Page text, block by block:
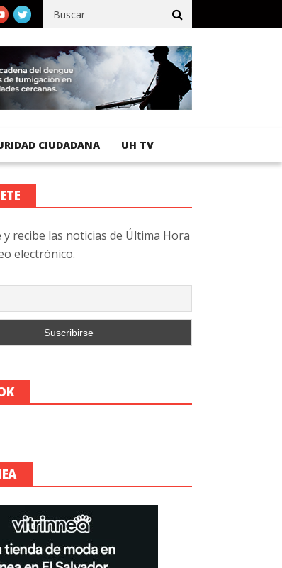
92 % de avance en obras de terracería
CIUDADANA UH TV
y recibe las noticias de Última Hora
electrónico.